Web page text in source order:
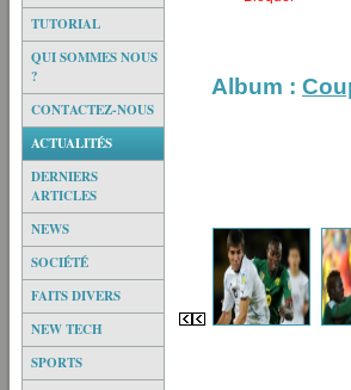
TUTORIAL
QUI SOMMES NOUS
?
CONTACTEZ-NOUS
ACTUALITÉS
DERNIERS
ARTICLES
NEWS
SOCIÉTÉ
FAITS DIVERS
NEW TECH
SPORTS
Album :